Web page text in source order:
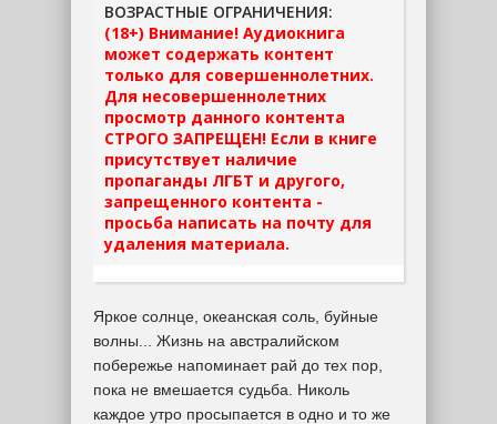
ВОЗРАСТНЫЕ ОГРАНИЧЕНИЯ:
(18+) Внимание! Аудиокнига
может содержать контент
только для совершеннолетних.
Для несовершеннолетних
просмотр данного контента
СТРОГО ЗАПРЕЩЕН! Если в книге
присутствует наличие
пропаганды ЛГБТ и другого,
запрещенного контента -
просьба написать на почту для
удаления материала.
Яркое солнце, океанская соль, буйные
волны... Жизнь на австралийском
побережье напоминает рай до тех пор,
пока не вмешается судьба. Николь
каждое утро просыпается в одно и то же